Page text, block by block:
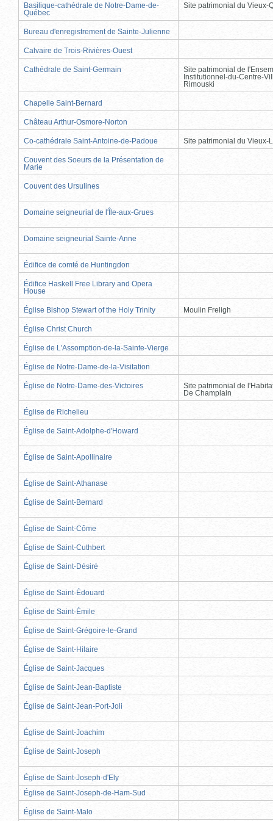
Basilique-cathédrale de Notre-Dame-de-
Québec
Site patrimonial du Vieux-
Bureau d'enregistrement de Sainte-Julienne
Calvaire de Trois-Rivières-Ouest
Cathédrale de Saint-Germain
Site patrimonial de
Institutionnel-du-Centre-
Rimouski
Chapelle Saint-Bernard
Château Arthur-Osmore-Norton
Co-cathédrale Saint-Antoine-de-Padoue Site patrimonial du Vieux-
Couvent des Soeurs de la Présentation de
Marie
Couvent des Ursulines
Domaine seigneurial de l'Île-aux-Grues
Domaine seigneurial Sainte-Anne
Édifice de comté de Huntingdon
Édifice Haskell Free Library and Opera
House
Église Bishop Stewart of the Holy Trinity Moulin Freligh
Église Christ Church
Église de L'Assomption-de-la-Sainte-Vierge
Église de Notre-Dame-de-la-Visitation
Église de Notre-Dame-des-Victoires
Site patrimonial de
De Champlain
Église de Richelieu
Église de Saint-Adolphe-d'Howard
Église de Saint-Apollinaire
Église de Saint-Athanase
Église de Saint-Bernard
Église de Saint-Côme
Église de Saint-Cuthbert
Église de Saint-Désiré
Église de Saint-Édouard
Église de Saint-Émile
Église de Saint-Grégoire-le-Grand
Église de Saint-Hilaire
Église de Saint-Jacques
Église de Saint-Jean-Baptiste
Église de Saint-Jean-Port-Joli
Église de Saint-Joachim
Église de Saint-Joseph
Église de Saint-Joseph-d'Ely
Église de Saint-Joseph-de-Ham-Sud
Église de Saint-Malo